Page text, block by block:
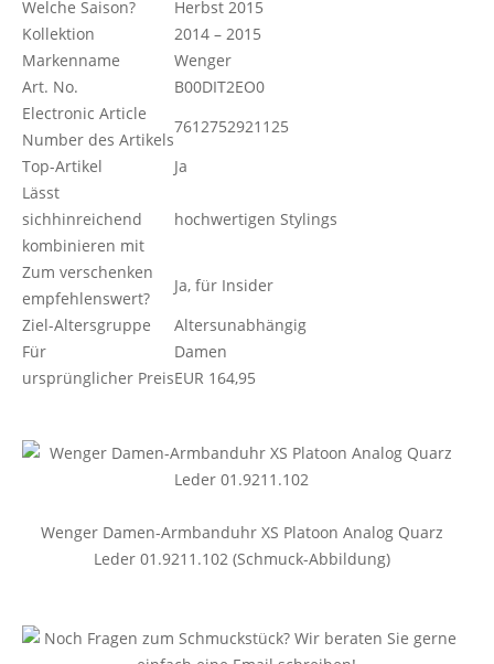
Welche Saison?
Herbst 2015
Kollektion
2014 – 2015
Markenname
Wenger
Art. No.
B00DIT2EO0
Electronic Article
Number des Artikels
7612752921125
Top-Artikel
Ja
Lässt
sichhinreichend
kombinieren mit
hochwertigen Stylings
Zum verschenken
empfehlenswert?
Ja, für Insider
Ziel-Altersgruppe
Altersunabhängig
Für
Damen
ursprünglicher PreisEUR 164,95
Wenger Damen-Armbanduhr XS Platoon Analog Quarz
Leder 01.9211.102 (Schmuck-Abbildung)